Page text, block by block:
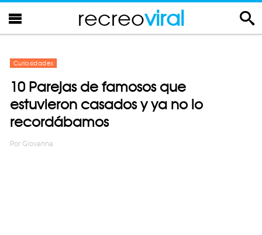
recreoviral
Curiosidades
10 Parejas de famosos que
estuvieron casados y ya no lo
recordábamos
Por Giovanna